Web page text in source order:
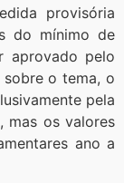
provisória
do mínimo de
aprovado pelo
sobre o tema, o
pela
mas os valores
ano a